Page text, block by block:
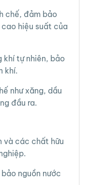
chế, đảm bảo
hiệu suất của
khí tự nhiên, bảo
khí.
như xăng, dầu
đầu ra.
và các chất hữu
nguồn nước